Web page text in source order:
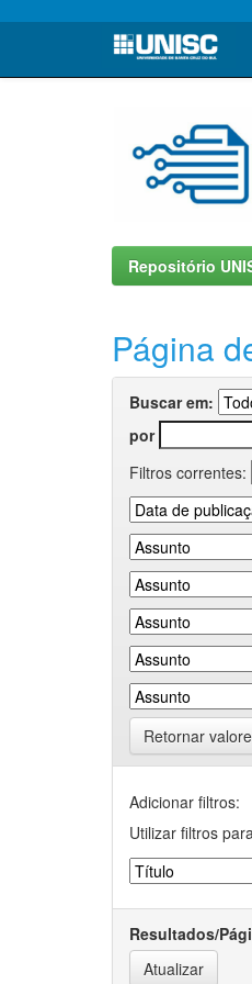
Skip
Repositório
Página
Buscar em:
por
Filtros correntes:
Retornar
Adicionar filtros:
Utilizar filtros
Resultados/